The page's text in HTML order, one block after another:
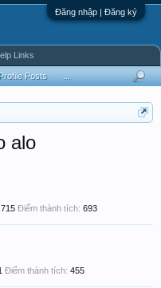
Đăng nhập | Đăng ký
alo
Điểm thành tích: 693
Điểm thành tích: 455
Posts
Links